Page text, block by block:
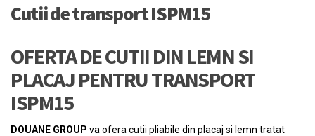
Cutii de transport ISPM15
OFERTA DE CUTII DIN LEMN SI
PLACAJ PENTRU TRANSPORT
ISPM15
DOUANE GROUP va ofera cutii pliabile din placaj si lemn tratat